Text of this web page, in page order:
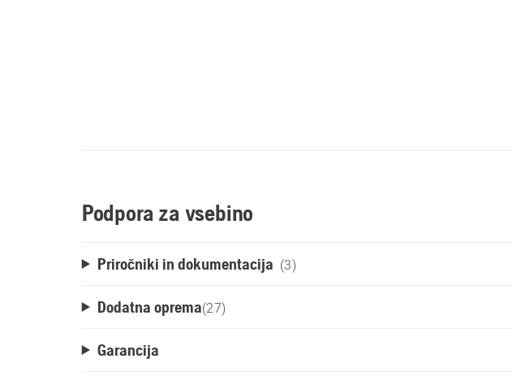
Podpora za vsebino
Priročniki in dokumentacija (3)
Dodatna oprema(27)
Garancija